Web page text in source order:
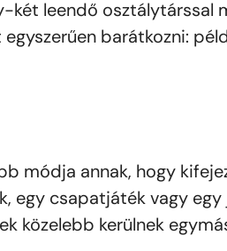
két leendő osztálytárssal
barátkozni:
módja annak, hogy
egy csapatjáték vagy
közelebb kerülnek